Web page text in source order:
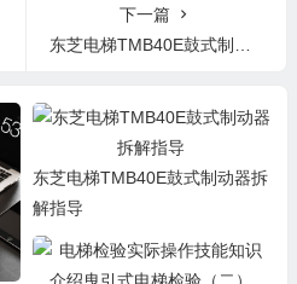
下一篇
东芝电梯TMB40E鼓式制动器拆解指导
东芝电梯TMB40E鼓式制动器拆
解指导